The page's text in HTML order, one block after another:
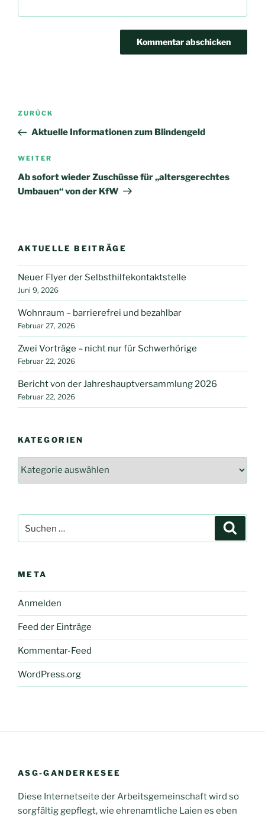
Beitrags-
Vorheriger
Beitrag
ZURÜCK
Aktuelle Informationen zum Blindengeld
Nächster
Beitrag
WEITER
Ab sofort wieder Zuschüsse für „altersgerechtes
Umbauen“ von der KfW
AKTUELLE BEITRÄGE
Neuer Flyer der Selbsthilfekontaktstelle
Juni 9, 2026
Wohnraum – barrierefrei und bezahlbar
Februar 27, 2026
Zwei Vorträge – nicht nur für Schwerhörige
Februar 22, 2026
Bericht von der Jahreshauptversammlung 2026
Februar 22, 2026
KATEGORIEN
nach:
META
Anmelden
Feed der Einträge
Kommentar-Feed
WordPress.org
ASG-GANDERKESEE
Diese Internetseite der Arbeitsgemeinschaft wird so
sorgfältig gepflegt, wie ehrenamtliche Laien es eben